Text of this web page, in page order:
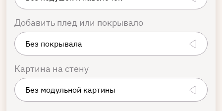
Добавить плед или покрывало
Картина на стену